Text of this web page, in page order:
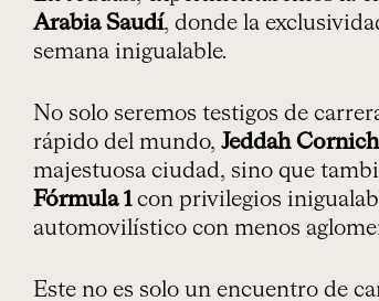
Arabia Saudí, donde la
semana inigualable.
No solo seremos testigos de
rápido del mundo, Jeddah
majestuosa ciudad, sino que
Fórmula 1con privilegios
automovilístico con menos
Este no es solo un encuentro de